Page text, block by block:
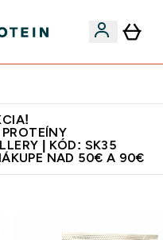
| KÓD: SK35
NAD 50€ A 90€